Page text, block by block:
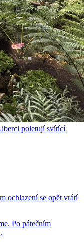
poletují svítící
ochlazení se opět vrátí
Po pátečním